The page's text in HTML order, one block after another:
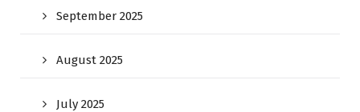
September 2025
August 2025
July 2025